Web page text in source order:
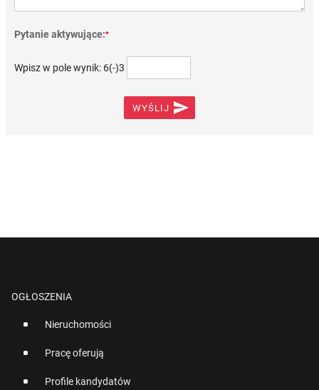
Pytanie aktywujące:*
Wpisz w pole wynik: 6(-)3
WYŚLIJ 
OGŁOSZENIA
Nieruchomości
Pracę oferują
Profile kandydatów